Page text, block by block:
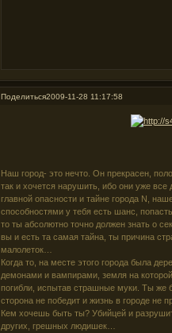
Поделиться2009-11-28 11:17:58
Наш город- это нечто. Он прекрасен,
так и хочется нарушить, ибо они уже
главной опасности и тайне города N,
способностями у тебя есть шанс,
то ты абсолютно точно должен знать о
вы и есть та самая тайна, ты причина
малолеток…
Когда то, на месте этого города была
демонами и вампирами, земля на
погибли, испытав страшные муки. Ты же
сторона не победит и жизнь в городе не
Кем хочешь быть ты? Убийцей и
других, грешных людишек…